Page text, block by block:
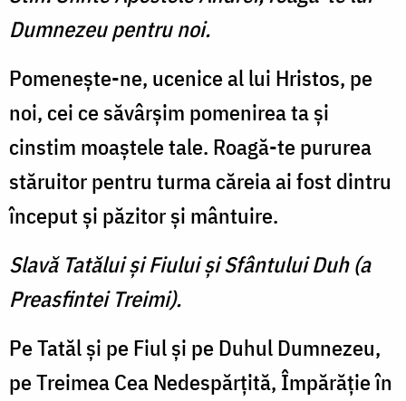
Dumnezeu pentru noi.
Pomeneşte-ne, ucenice al lui Hristos, pe
noi, cei ce săvârşim pomenirea ta şi
cinstim moaştele tale. Roagă-te pururea
stăruitor pentru turma căreia ai fost dintru
început şi păzitor şi mântuire.
Slavă Tatălui şi Fiului şi Sfântului Duh (a
Preasfintei Treimi).
Pe Tatăl şi pe Fiul şi pe Duhul Dumnezeu,
pe Treimea Cea Nedespărţită, Împărăţie în